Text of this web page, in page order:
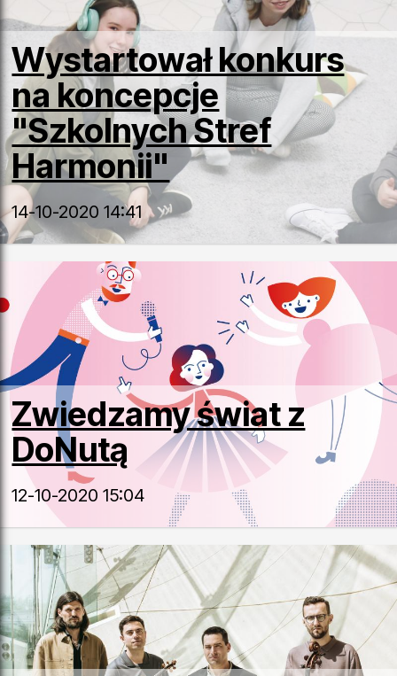
Wystartował konkurs
na koncepcje
"Szkolnych Stref
Harmonii"
14-10-2020 14:41
Zwiedzamy świat z
DoNutą
12-10-2020 15:04